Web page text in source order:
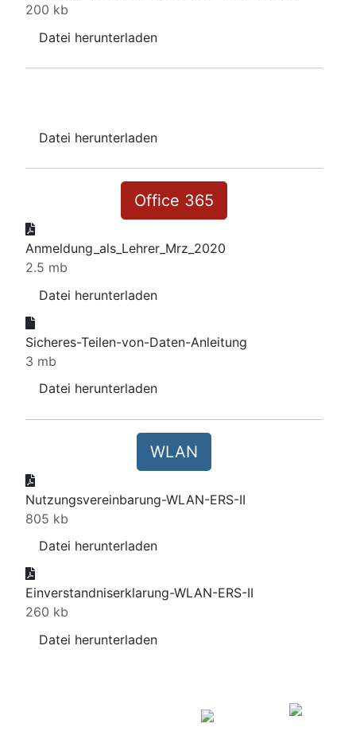
200 kb
Datei herunterladen
Datei herunterladen
Office 365
Anmeldung_als_Lehrer_Mrz_2020
2.5 mb
Datei herunterladen
Sicheres-Teilen-von-Daten-Anleitung
3 mb
Datei herunterladen
WLAN
Nutzungsvereinbarung-WLAN-ERS-II
805 kb
Datei herunterladen
Einverstandniserklarung-WLAN-ERS-II
260 kb
Datei herunterladen